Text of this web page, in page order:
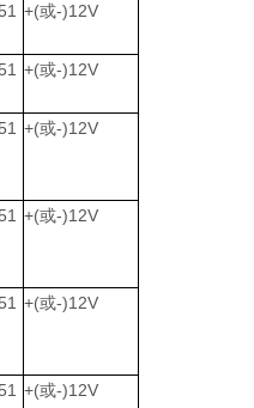
+(或-)12V
+(或-)12V
+(或-)12V
+(或-)12V
+(或-)12V
+(或-)12V